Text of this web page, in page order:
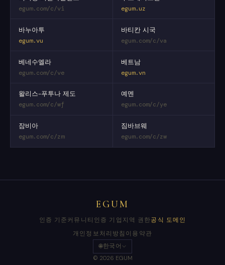
egum.com/c/vi egum.uz
바누아투
egum.vu
바티칸 시국
egum.com/c/va
베네수엘라
egum.com/c/ve
베트남
egum.vn
왈리스-푸투나 제도
egum.com/c/wf
예멘
egum.com/c/ye
잠비아
egum.com/c/zm
짐바브웨
egum.com/c/zw
EGUM
인증 기준 커뮤니티 인증 기업 지역 권한공식 도메인
개인정보처리방침 이용약관
🌐한국어
© 2026 EGUM